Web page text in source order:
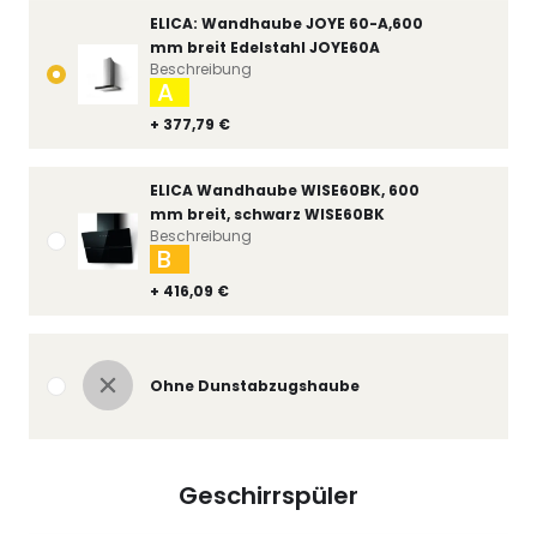
ELICA: Wandhaube JOYE 60-A,600
mm breit Edelstahl JOYE60A
+ 377,79 €
A
Beschreibung
ELICA Wandhaube WISE60BK, 600
mm breit, schwarz WISE60BK
+ 416,09 €
B
Beschreibung
Ohne Dunstabzugshaube
Geschirrspüler